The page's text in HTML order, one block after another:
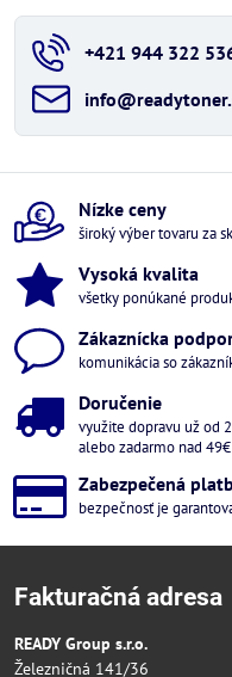
+421 944 322
Nízke ceny
široký výber tovaru za
Vysoká kvalita
všetky ponúkané
Zákaznícka
komunikácia so
Doručenie
využite dopravu už od
alebo zadarmo nad 49€
Zabezpečená
bezpečnosť je
Fakturačná adresa
READY Group s.r.o.
Železničná 141/36